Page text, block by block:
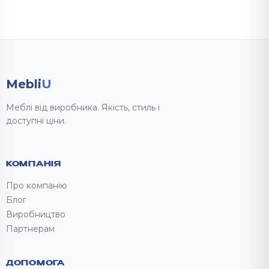
MebliU
Меблі від виробника. Якість, стиль і
доступні ціни.
КОМПАНІЯ
Про компанію
Блог
Виробництво
Партнерам
ДОПОМОГА